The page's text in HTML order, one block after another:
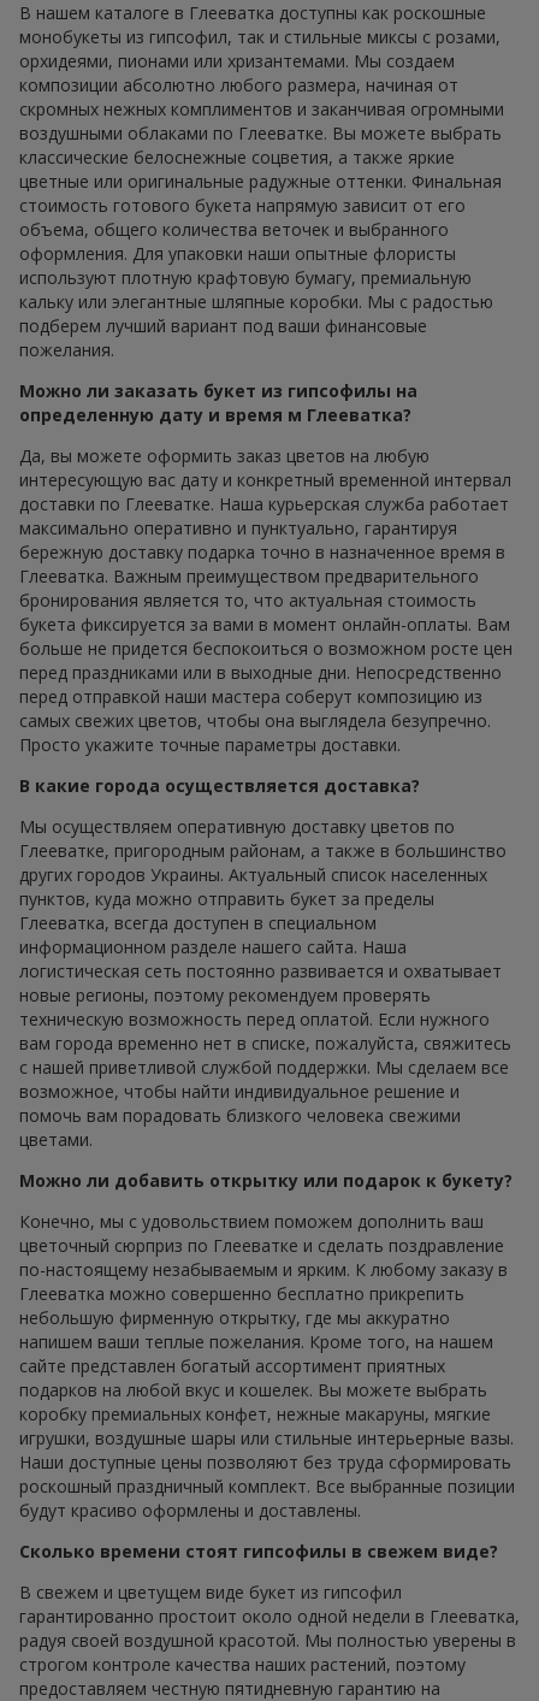
В нашем каталоге в Глееватка доступны как роскошные
монобукеты из гипсофил, так и стильные миксы с розами,
орхидеями, пионами или хризантемами. Мы создаем
композиции абсолютно любого размера, начиная от
скромных нежных комплиментов и заканчивая огромными
воздушными облаками по Глееватке. Вы можете выбрать
классические белоснежные соцветия, а также яркие
цветные или оригинальные радужные оттенки. Финальная
стоимость готового букета напрямую зависит от его
объема, общего количества веточек и выбранного
оформления. Для упаковки наши опытные флористы
используют плотную крафтовую бумагу, премиальную
кальку или элегантные шляпные коробки. Мы с радостью
подберем лучший вариант под ваши финансовые
пожелания.
Можно ли заказать букет из гипсофилы на
определенную дату и время м Глееватка?
Да, вы можете оформить заказ цветов на любую
интересующую вас дату и конкретный временной интервал
доставки по Глееватке. Наша курьерская служба работает
максимально оперативно и пунктуально, гарантируя
бережную доставку подарка точно в назначенное время в
Глееватка. Важным преимуществом предварительного
бронирования является то, что актуальная стоимость
букета фиксируется за вами в момент онлайн-оплаты. Вам
больше не придется беспокоиться о возможном росте цен
перед праздниками или в выходные дни. Непосредственно
перед отправкой наши мастера соберут композицию из
самых свежих цветов, чтобы она выглядела безупречно.
Просто укажите точные параметры доставки.
В какие города осуществляется доставка?
Мы осуществляем оперативную доставку цветов по
Глееватке, пригородным районам, а также в большинство
других городов Украины. Актуальный список населенных
пунктов, куда можно отправить букет за пределы
Глееватка, всегда доступен в специальном
информационном разделе нашего сайта. Наша
логистическая сеть постоянно развивается и охватывает
новые регионы, поэтому рекомендуем проверять
техническую возможность перед оплатой. Если нужного
вам города временно нет в списке, пожалуйста, свяжитесь
с нашей приветливой службой поддержки. Мы сделаем все
возможное, чтобы найти индивидуальное решение и
помочь вам порадовать близкого человека свежими
цветами.
Можно ли добавить открытку или подарок к букету?
Конечно, мы с удовольствием поможем дополнить ваш
цветочный сюрприз по Глееватке и сделать поздравление
по-настоящему незабываемым и ярким. К любому заказу в
Глееватка можно совершенно бесплатно прикрепить
небольшую фирменную открытку, где мы аккуратно
напишем ваши теплые пожелания. Кроме того, на нашем
сайте представлен богатый ассортимент приятных
подарков на любой вкус и кошелек. Вы можете выбрать
коробку премиальных конфет, нежные макаруны, мягкие
игрушки, воздушные шары или стильные интерьерные вазы.
Наши доступные цены позволяют без труда сформировать
роскошный праздничный комплект. Все выбранные позиции
будут красиво оформлены и доставлены.
Сколько времени стоят гипсофилы в свежем виде?
В свежем и цветущем виде букет из гипсофил
гарантированно простоит около одной недели в Глееватка,
радуя своей воздушной красотой. Мы полностью уверены в
строгом контроле качества наших растений, поэтому
предоставляем честную пятидневную гарантию на